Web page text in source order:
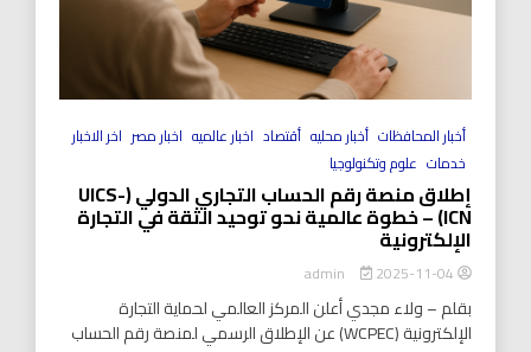
أخبار المحافظات أخبار محليه أقتصاد اخبار عالميه اخبار مصر اخر الاخبار
خدمات علوم وتكنولوجيا
إطلاق منصة رقم الحساب التجاري الدولي (UICS-
ICN) – خطوة عالمية نحو توحيد الثقة في التجارة
الإلكترونية
2025-11-04
بقلم – ولاء مجدي أعلن المركز العالمي لحماية التجارة
الإلكترونية (WCPEC) عن الإطلاق الرسمي لمنصة رقم الحساب